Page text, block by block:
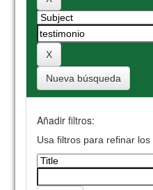
Nueva búsqueda
Añadir filtros:
Usa filtros para refinar